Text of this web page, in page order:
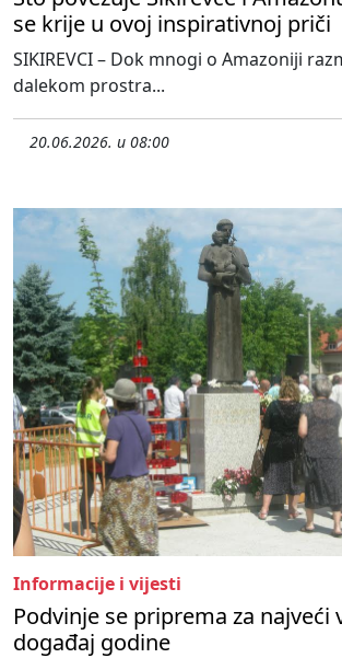
se krije u ovoj inspirativnoj priči
SIKIREVCI – Dok mnogi o Amazoniji
dalekom prostra...
20.06.2026. u 08:00
Informacije i vijesti
Podvinje se priprema za najveći
događaj godine